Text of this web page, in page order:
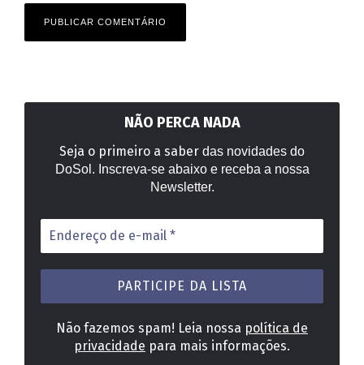
NÃO PERCA NADA
Seja o primeiro a saber das novidades do
DoSol. Inscreva-se abaixo e receba a nossa
Newsletter.
Endereço
de
e-
mail
Não fazemos spam! Leia nossa política de
privacidade para mais informações.